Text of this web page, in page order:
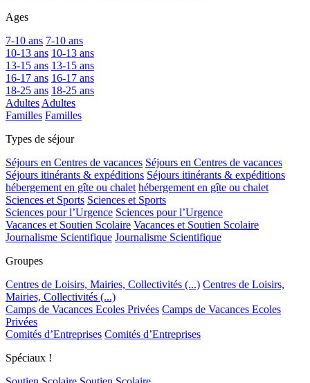
Ages
7-10 ans 7-10 ans
10-13 ans 10-13 ans
13-15 ans 13-15 ans
16-17 ans 16-17 ans
18-25 ans 18-25 ans
Adultes Adultes
Familles Familles
Types de séjour
Séjours en Centres de vacances Séjours en Centres de vacances
Séjours itinérants & expéditions Séjours itinérants & expéditions
hébergement en gîte ou chalet hébergement en gîte ou chalet
Sciences et Sports Sciences et Sports
Sciences pour l’Urgence Sciences pour l’Urgence
Vacances et Soutien Scolaire Vacances et Soutien Scolaire
Journalisme Scientifique Journalisme Scientifique
Groupes
Centres de Loisirs, Mairies, Collectivités (...) Centres de Loisirs,
Mairies, Collectivités (...)
Camps de Vacances Ecoles Privées Camps de Vacances Ecoles
Privées
Comités d’Entreprises Comités d’Entreprises
Spéciaux !